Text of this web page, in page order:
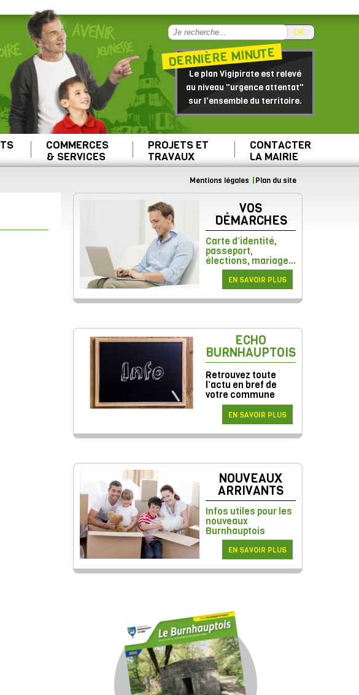
OK
DERNIÈRE MINUTE
Le plan Vigipirate est relevé
au niveau "urgence attentat"
sur l'ensemble du territoire.
COMMERCES
& SERVICES
PROJETS ET
TRAVAUX
CONTACTER
LA MAIRIE
Mentions légales Plan du site
VOS
DÉMARCHES
Carte d’identité,
passeport,
élections, mariage...
EN SAVOIR PLUS
ECHO
BURNHAUPTOIS
Retrouvez toute
l’actu en bref de
votre commune
EN SAVOIR PLUS
NOUVEAUX
ARRIVANTS
Infos utiles pour les
nouveaux
Burnhauptois
EN SAVOIR PLUS